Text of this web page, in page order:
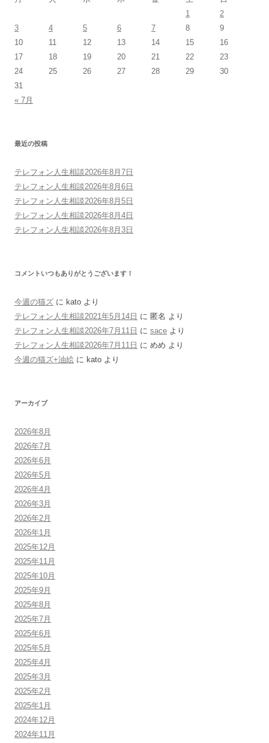
1
2
3
4 5 6 7 8
9
10
11 12 13 14 15
16
17
18 19 20 21 22
23
24
25 26 27 28 29
30
31
« 7月
最近の投稿
テレフォン人生相談2026年8月7日
テレフォン人生相談2026年8月6日
テレフォン人生相談2026年8月5日
テレフォン人生相談2026年8月4日
テレフォン人生相談2026年8月3日
コメントいつもありがとうございます！
今週の猫ズ に kato より
テレフォン人生相談2021年5月14日 に 匿名 より
テレフォン人生相談2026年7月11日 に sace より
テレフォン人生相談2026年7月11日 に めめ より
今週の猫ズ+油絵 に kato より
アーカイブ
2026年8月
2026年7月
2026年6月
2026年5月
2026年4月
2026年3月
2026年2月
2026年1月
2025年12月
2025年11月
2025年10月
2025年9月
2025年8月
2025年7月
2025年6月
2025年5月
2025年4月
2025年3月
2025年2月
2025年1月
2024年12月
2024年11月